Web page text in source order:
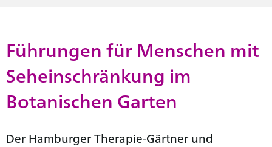
Führungen für Menschen mit
Seheinschränkung im
Botanischen Garten
Der Hamburger Therapie-Gärtner und